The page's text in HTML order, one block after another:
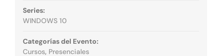
Series:
WINDOWS 10
Categorías del Evento:
Cursos, Presenciales